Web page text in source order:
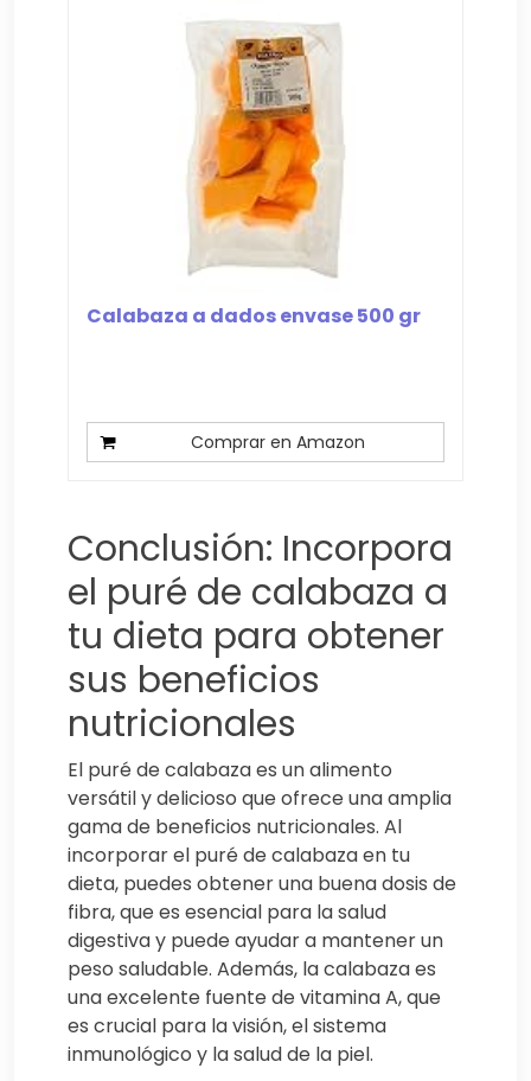
Calabaza a dados envase 500 gr
Comprar en Amazon
Conclusión: Incorpora
el puré de calabaza a
tu dieta para obtener
sus beneficios
nutricionales
El puré de calabaza es un alimento
versátil y delicioso que ofrece una amplia
gama de beneficios nutricionales. Al
incorporar el puré de calabaza en tu
dieta, puedes obtener una buena dosis de
fibra, que es esencial para la salud
digestiva y puede ayudar a mantener un
peso saludable. Además, la calabaza es
una excelente fuente de vitamina A, que
es crucial para la visión, el sistema
inmunológico y la salud de la piel.